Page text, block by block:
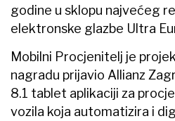
godine u sklopu najvećeg
elektronske glazbe Ultra
Mobilni Procjenitelj je
nagradu prijavio Allianz
8.1 tablet aplikaciji za
vozila koja automatizira i